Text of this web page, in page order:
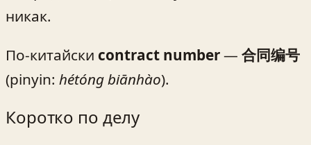
никак.
По-китайски contract number— 合同编号
(pinyin: hétóng biānhào).
Коротко по делу